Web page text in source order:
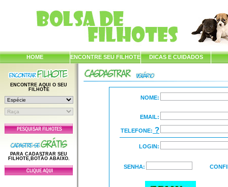
HOME ENCONTRE SEU FILHOTE DICAS E CUIDADOS
ENCONTRE AQUI O SEU
FILHOTE
PARA CADASTRAR SEU
FILHOTE,BOTÃO ABAIXO.
NOME:
EMAIL:
TELEFONE: ?
LOGIN:
SENHA: